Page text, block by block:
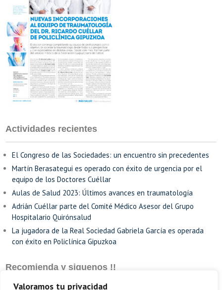
Valoramos tu privacidad
Actividades recientes
El Congreso de las Sociedades: un encuentro sin precedentes
Martín Berasategui es operado con éxito de urgencia por el
equipo de los Doctores Cuéllar
Aulas de Salud 2023: Últimos avances en traumatología
Adrián Cuéllar parte del Comité Médico Asesor del Grupo
Hospitalario Quirónsalud
La jugadora de la Real Sociedad Gabriela García es operada
con éxito en Policlínica Gipuzkoa
Recomienda y siguenos !!